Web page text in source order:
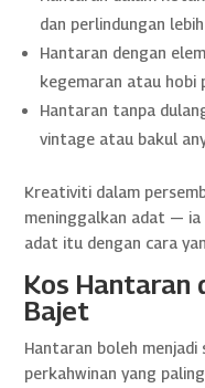
dan perlindungan
Hantaran dengan
kegemaran atau hobi
Hantaran tanpa
vintage atau bakul
Kreativiti dalam
meninggalkan adat — ia
adat itu dengan cara
Kos Hantaran
Bajet
Hantaran boleh menjadi
perkahwinan yang